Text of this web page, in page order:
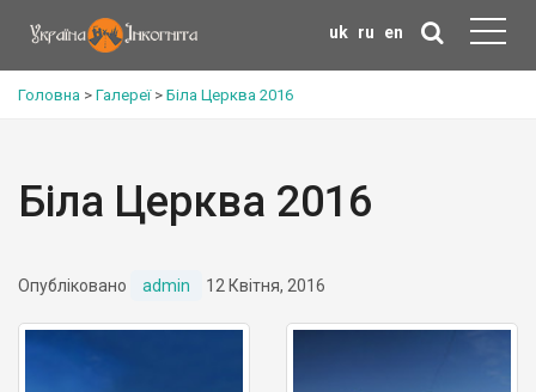
uk ru en
Головна > Галереї> Біла Церква 2016
Біла Церква 2016
Опубліковано admin 12 Квітня, 2016